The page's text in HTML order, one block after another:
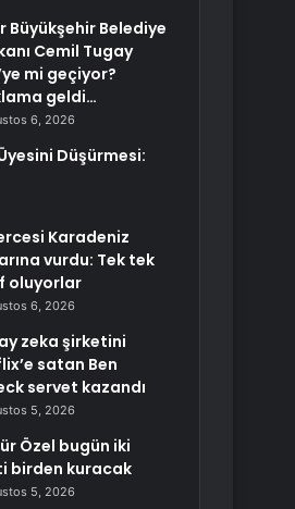
Büyükşehir Belediye
Cemil Tugay
mi geçiyor?
geldi…
6, 2026
Düşürmesi:
Karadeniz
vurdu: Tek tek
oluyorlar
6, 2026
zeka şirketini
satan Ben
servet kazandı
5, 2026
Özel bugün iki
birden kuracak
5, 2026